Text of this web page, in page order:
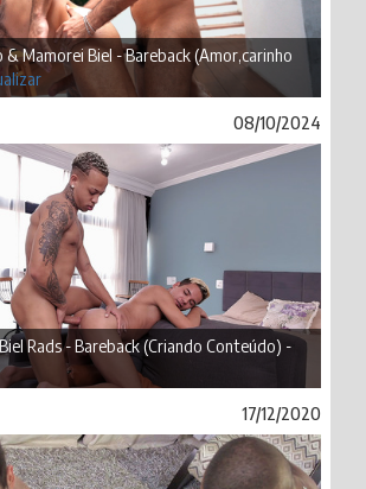
Mamorei Biel - Bareback (Amor,carinho
08/10/2024
Rads - Bareback (Criando Conteúdo) -
17/12/2020